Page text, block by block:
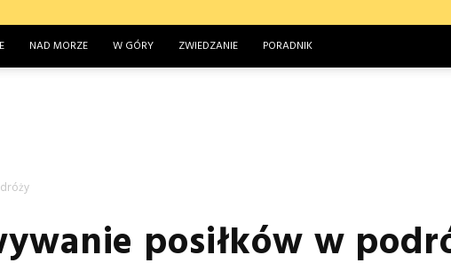
NAD MORZE W GÓRY ZWIEDZANIE PORADNIK
posiłków w